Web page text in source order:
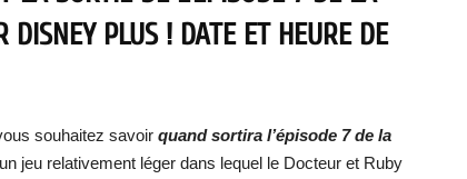
DISNEY PLUS ! DATE ET HEURE DE
souhaitez savoir quand sortira l’épisode 7 de la
jeu relativement léger dans lequel le Docteur et Ruby